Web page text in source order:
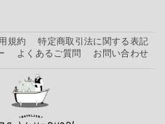
規約
特定商取引法に関する表記
よくあるご質問 お問い合わせ